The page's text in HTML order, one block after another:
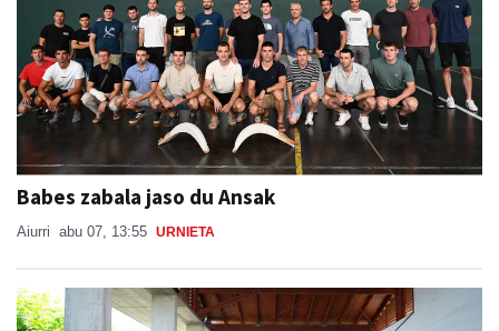
Babes zabala jaso du Ansak
Aiurri abu 07, 13:55 URNIETA